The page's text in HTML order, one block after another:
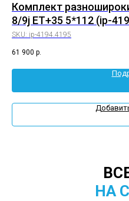
Комплект
8/9j ET+35 5*112 (ip-
SKU: ip-4194.4195
61 900 р.
НА